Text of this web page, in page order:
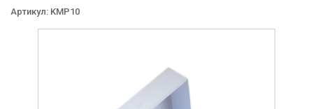
Артикул: KMP10